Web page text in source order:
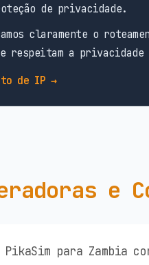
de privacidade.
claramente o
respeitam a
de IP →
e
PikaSim para Zambia